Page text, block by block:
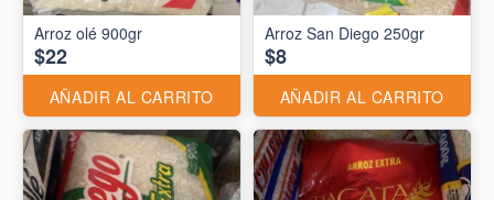
Arroz olé 900gr
$22
AÑADIR AL CARRITO
Arroz San Diego 250gr
$8
AÑADIR AL CARRITO